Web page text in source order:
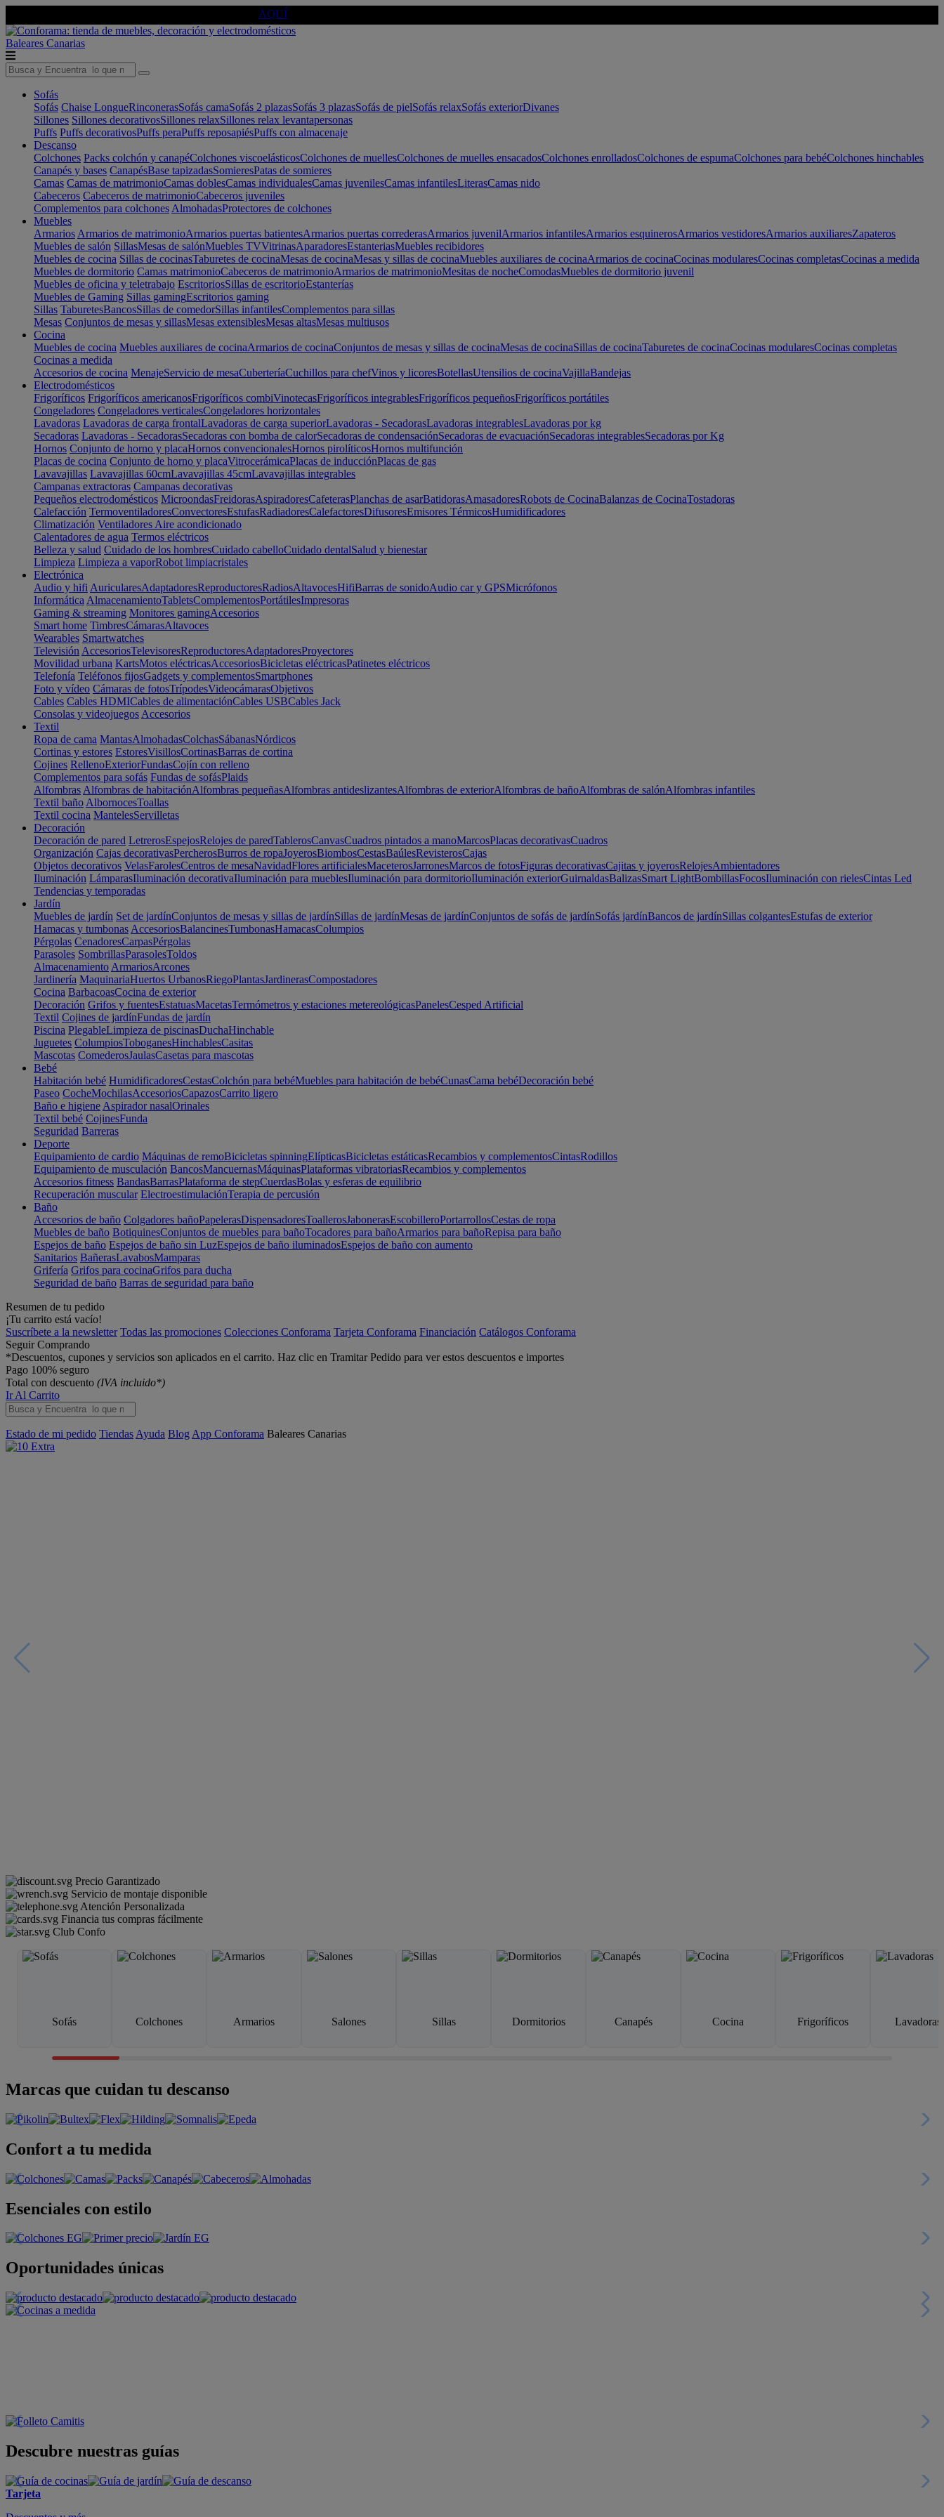
AQUÍ
Baleares Canarias
Sofás
Sofás Chaise LongueRinconerasSofás camaSofás 2 plazasSofás 3 plazasSofás de pielSofás relaxSofás exteriorDivanes
Sillones Sillones decorativosSillones relaxSillones relax levantapersonas
Puffs Puffs decorativosPuffs peraPuffs reposapiésPuffs con almacenaje
Descanso
Colchones Packs colchón y canapéColchones viscoelásticosColchones de muellesColchones de muelles ensacadosColchones enrolladosColchones de espumaColchones para bebéColchones hinchables
Canapés y bases CanapésBase tapizadasSomieresPatas de somieres
Camas Camas de matrimonioCamas doblesCamas individualesCamas juvenilesCamas infantilesLiterasCamas nido
Cabeceros Cabeceros de matrimonioCabeceros juveniles
Complementos para colchones AlmohadasProtectores de colchones
Muebles
Armarios Armarios de matrimonioArmarios puertas batientesArmarios puertas correderasArmarios juvenilArmarios infantilesArmarios esquinerosArmarios vestidoresArmarios auxiliaresZapateros
Muebles de salón SillasMesas de salónMuebles TVVitrinasAparadoresEstanteriasMuebles recibidores
Muebles de cocina Sillas de cocinasTaburetes de cocinaMesas de cocinaMesas y sillas de cocinaMuebles auxiliares de cocinaArmarios de cocinaCocinas modularesCocinas completasCocinas a medida
Muebles de dormitorio Camas matrimonioCabeceros de matrimonioArmarios de matrimonioMesitas de nocheComodasMuebles de dormitorio juvenil
Muebles de oficina y teletrabajo EscritoriosSillas de escritorioEstanterías
Muebles de Gaming Sillas gamingEscritorios gaming
Sillas TaburetesBancosSillas de comedorSillas infantilesComplementos para sillas
Mesas Conjuntos de mesas y sillasMesas extensiblesMesas altasMesas multiusos
Cocina
Muebles de cocina Muebles auxiliares de cocinaArmarios de cocinaConjuntos de mesas y sillas de cocinaMesas de cocinaSillas de cocinaTaburetes de cocinaCocinas modularesCocinas completas
Cocinas a medida
Accesorios de cocina MenajeServicio de mesaCuberteríaCuchillos para chefVinos y licoresBotellasUtensilios de cocinaVajillaBandejas
Electrodomésticos
Frigoríficos Frigoríficos americanosFrigoríficos combiVinotecasFrigoríficos integrablesFrigoríficos pequeñosFrigoríficos portátiles
Congeladores Congeladores verticalesCongeladores horizontales
Lavadoras Lavadoras de carga frontalLavadoras de carga superiorLavadoras - SecadorasLavadoras integrablesLavadoras por kg
Secadoras Lavadoras - SecadorasSecadoras con bomba de calorSecadoras de condensaciónSecadoras de evacuaciónSecadoras integrablesSecadoras por Kg
Hornos Conjunto de horno y placaHornos convencionalesHornos pirolíticosHornos multifunción
Placas de cocina Conjunto de horno y placaVitrocerámicaPlacas de inducciónPlacas de gas
Lavavajillas Lavavajillas 60cmLavavajillas 45cmLavavajillas integrables
Campanas extractoras Campanas decorativas
Pequeños electrodomésticos MicroondasFreidorasAspiradoresCafeterasPlanchas de asarBatidorasAmasadoresRobots de CocinaBalanzas de CocinaTostadoras
Calefacción TermoventiladoresConvectoresEstufasRadiadoresCalefactoresDifusoresEmisores TérmicosHumidificadores
Climatización Ventiladores Aire acondicionado
Calentadores de agua Termos eléctricos
Belleza y salud Cuidado de los hombresCuidado cabelloCuidado dentalSalud y bienestar
Limpieza Limpieza a vaporRobot limpiacristales
Electrónica
Audio y hifi AuricularesAdaptadoresReproductoresRadiosAltavocesHifiBarras de sonidoAudio car y GPSMicrófonos
Informática AlmacenamientoTabletsComplementosPortátilesImpresoras
Gaming & streaming Monitores gamingAccesorios
Smart home TimbresCámarasAltavoces
Wearables Smartwatches
Televisión AccesoriosTelevisoresReproductoresAdaptadoresProyectores
Movilidad urbana KartsMotos eléctricasAccesoriosBicicletas eléctricasPatinetes eléctricos
Telefonía Teléfonos fijosGadgets y complementosSmartphones
Foto y vídeo Cámaras de fotosTrípodesVideocámarasObjetivos
Cables Cables HDMICables de alimentaciónCables USBCables Jack
Consolas y videojuegos Accesorios
Textil
Ropa de cama MantasAlmohadasColchasSábanasNórdicos
Cortinas y estores EstoresVisillosCortinasBarras de cortina
Cojines RellenoExteriorFundasCojín con relleno
Complementos para sofás Fundas de sofásPlaids
Alfombras Alfombras de habitaciónAlfombras pequeñasAlfombras antideslizantesAlfombras de exteriorAlfombras de bañoAlfombras de salónAlfombras infantiles
Textil baño AlbornocesToallas
Textil cocina MantelesServilletas
Decoración
Decoración de pared LetrerosEspejosRelojes de paredTablerosCanvasCuadros pintados a manoMarcosPlacas decorativasCuadros
Organización Cajas decorativasPercherosBurros de ropaJoyerosBiombosCestasBaúlesRevisterosCajas
Objetos decorativos VelasFarolesCentros de mesaNavidadFlores artificialesMaceterosJarronesMarcos de fotosFiguras decorativasCajitas y joyerosRelojesAmbientadores
Iluminación LámparasIluminación decorativaIluminación para mueblesIluminación para dormitorioIluminación exteriorGuirnaldasBalizasSmart LightBombillasFocosIluminación con rielesCintas Led
Tendencias y temporadas
Jardín
Muebles de jardín Set de jardínConjuntos de mesas y sillas de jardínSillas de jardínMesas de jardínConjuntos de sofás de jardínSofás jardínBancos de jardínSillas colgantesEstufas de exterior
Hamacas y tumbonas AccesoriosBalancinesTumbonasHamacasColumpios
Pérgolas CenadoresCarpasPérgolas
Parasoles SombrillasParasolesToldos
Almacenamiento ArmariosArcones
Jardinería MaquinariaHuertos UrbanosRiegoPlantasJardinerasCompostadores
Cocina BarbacoasCocina de exterior
Decoración Grifos y fuentesEstatuasMacetasTermómetros y estaciones metereológicasPanelesCesped Artificial
Textil Cojines de jardínFundas de jardín
Piscina PlegableLimpieza de piscinasDuchaHinchable
Juguetes ColumpiosToboganesHinchablesCasitas
Mascotas ComederosJaulasCasetas para mascotas
Bebé
Habitación bebé HumidificadoresCestasColchón para bebéMuebles para habitación de bebéCunasCama bebéDecoración bebé
Paseo CocheMochilasAccesoriosCapazosCarrito ligero
Baño e higiene Aspirador nasalOrinales
Textil bebé CojinesFunda
Seguridad Barreras
Deporte
Equipamiento de cardio Máquinas de remoBicicletas spinningElípticasBicicletas estáticasRecambios y complementosCintasRodillos
Equipamiento de musculación BancosMancuernasMáquinasPlataformas vibratoriasRecambios y complementos
Accesorios fitness BandasBarrasPlataforma de stepCuerdasBolas y esferas de equilibrio
Recuperación muscular ElectroestimulaciónTerapia de percusión
Baño
Accesorios de baño Colgadores bañoPapelerasDispensadoresToallerosJabonerasEscobilleroPortarrollosCestas de ropa
Muebles de baño BotiquinesConjuntos de muebles para bañoTocadores para bañoArmarios para bañoRepisa para baño
Espejos de baño Espejos de baño sin LuzEspejos de baño iluminadosEspejos de baño con aumento
Sanitarios BañerasLavabosMamparas
Grifería Grifos para cocinaGrifos para ducha
Seguridad de baño Barras de seguridad para baño
Resumen de tu pedido
¡Tu carrito está vacío!
Suscríbete a la newsletter Todas las promociones Colecciones Conforama Tarjeta Conforama Financiación Catálogos Conforama
Seguir Comprando
*Descuentos, cupones y servicios son aplicados en el carrito. Haz clic en Tramitar Pedido para ver estos descuentos e importes
Pago 100% seguro
Total con descuento (IVA incluido*)
Ir Al Carrito
Estado de mi pedido Tiendas Ayuda Blog App Conforama Baleares Canarias
Precio Garantizado
Servicio de montaje disponible
Atención Personalizada
Financia tus compras fácilmente
Club Confo
Sofás Colchones Armarios Salones Sillas Dormitorios Canapés Cocina Frigoríficos Lavadoras
Marcas que cuidan tu descanso
Confort a tu medida
Esenciales con estilo
Oportunidades únicas
Descubre nuestras guías
Tarjeta